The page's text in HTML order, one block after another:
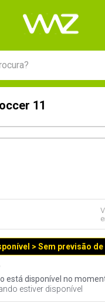
11
> Sem previsão de
está disponível no
estiver disponível
1º
7º
jonsbo
8º
controle
9º
noctua
fractal